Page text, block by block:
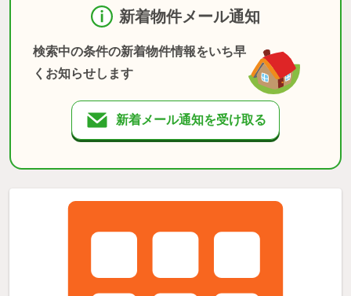
新着物件メール通知
検索中の条件の新着物件情報をいち早
くお知らせします
新着メール通知を受け取る